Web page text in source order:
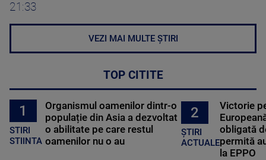
21:33
VEZI MAI MULTE ȘTIRI
TOP CITITE
1
STIRI
STIINTA
Organismul oamenilor dintr-o
populație din Asia a dezvoltat
o abilitate pe care restul
oamenilor nu o au
2
ȘTIRI
ACTUALE
Victorie
obligată
permită
la EPPO